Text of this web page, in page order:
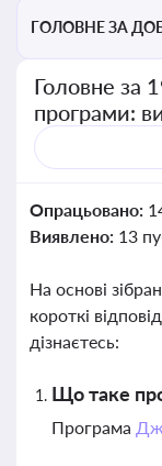
ГОЛОВНЕ ЗА
Головне за
програми:
Опрацьовано:
Виявлено: 13
На основі
короткі
дізнаєтесь:
Що таке
Програма